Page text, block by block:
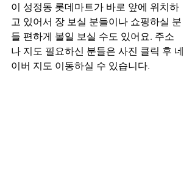
이 성정동 롯데마트가 바로 앞에 위치하
고 있어서 장 보실 분들이나 쇼핑하실 분
들 편하게 볼일 보실 수도 있어요. 주소
나 지도 필요하신 분들은 사진 클릭 후 네
이버 지도 이동하실 수 있습니다.